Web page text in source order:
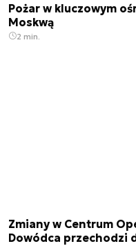
Pożar w kluczowym
Moskwą
2 min.
Zmiany w Centrum
Dowódca przechodzi